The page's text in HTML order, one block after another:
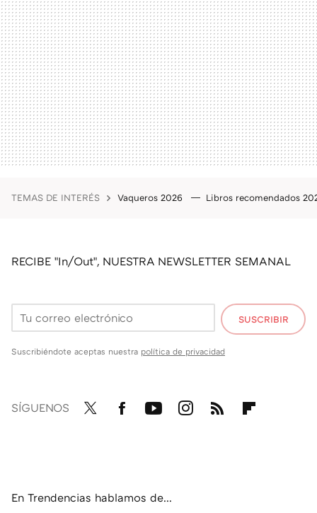
TEMAS DE INTERÉS Vaqueros 2026 Libros recomendados
RECIBE "In/Out", NUESTRA NEWSLETTER SEMANAL
SUSCRIBIR
Suscribiéndote aceptas nuestra política de privacidad
SÍGUENOS
En Trendencias hablamos de...